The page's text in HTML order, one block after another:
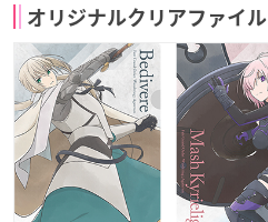
オリジナルクリアファイル